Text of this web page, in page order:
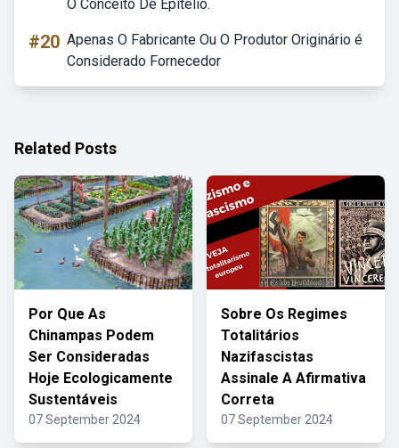
O Conceito De Epitélio.
#20 Apenas O Fabricante Ou O Produtor Originário é
Considerado Fornecedor
Related Posts
Por Que As
Chinampas Podem
Ser Consideradas
Hoje Ecologicamente
Sustentáveis
07 September 2024
Sobre Os Regimes
Totalitários
Nazifascistas
Assinale A Afirmativa
Correta
07 September 2024